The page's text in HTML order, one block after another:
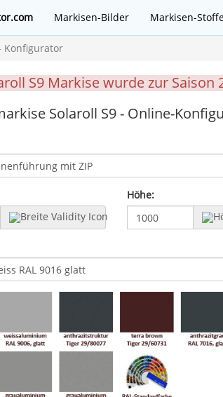
Markisen-Bilder Markisen-
Konfigurator
S9 Markise wurde zur
Solaroll S9 - Online-
Höhe: